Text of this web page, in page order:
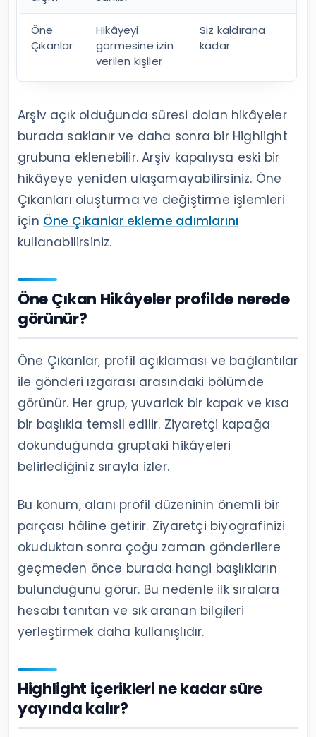
Öne
Çıkanlar
Hikâyeyi
görmesine izin
verilen kişiler
Siz kaldırana
kadar
Arşiv açık olduğunda süresi dolan hikâyeler
burada saklanır ve daha sonra bir Highlight
grubuna eklenebilir. Arşiv kapalıysa eski bir
hikâyeye yeniden ulaşamayabilirsiniz. Öne
Çıkanları oluşturma ve değiştirme işlemleri
için Öne Çıkanlar ekleme adımlarını
kullanabilirsiniz.
Öne Çıkan Hikâyeler profilde nerede
görünür?
Öne Çıkanlar, profil açıklaması ve bağlantılar
ile gönderi ızgarası arasındaki bölümde
görünür. Her grup, yuvarlak bir kapak ve kısa
bir başlıkla temsil edilir. Ziyaretçi kapağa
dokunduğunda gruptaki hikâyeleri
belirlediğiniz sırayla izler.
Bu konum, alanı profil düzeninin önemli bir
parçası hâline getirir. Ziyaretçi biyografinizi
okuduktan sonra çoğu zaman gönderilere
geçmeden önce burada hangi başlıkların
bulunduğunu görür. Bu nedenle ilk sıralara
hesabı tanıtan ve sık aranan bilgileri
yerleştirmek daha kullanışlıdır.
Highlight içerikleri ne kadar süre
yayında kalır?